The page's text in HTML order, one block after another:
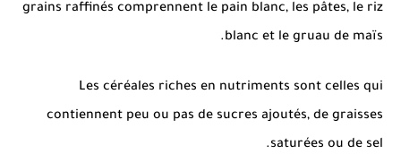
grains raffinés comprennent le pain blanc, les pâtes, le riz
blanc et le gruau de maïs.
Les céréales riches en nutriments sont celles qui
contiennent peu ou pas de sucres ajoutés, de graisses
saturées ou de sel.